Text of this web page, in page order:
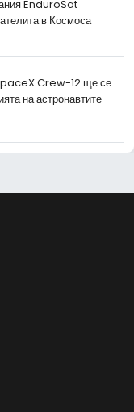
EnduroSat
в Космоса
Crew-12 ще се
на астронавтите